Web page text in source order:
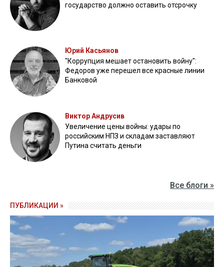
государство должно оставить отсрочку
Юрий Касьянов
"Коррупция мешает остановить войну":
Федоров уже перешел все красные линии
Банковой
Виктор Андрусив
Увеличение цены войны: удары по
российским НПЗ и складам заставляют
Путина считать деньги
Все блоги »
ПУБЛИКАЦИИ »